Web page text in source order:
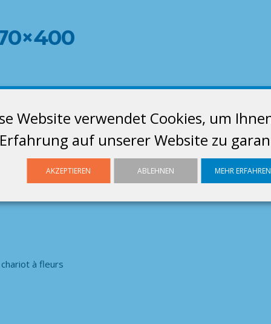
Website verwendet Cookies, um
Erfahrung auf unserer Website zu
AKZEPTIEREN ABLEHNEN MEHR ERFAHREN
à fleurs